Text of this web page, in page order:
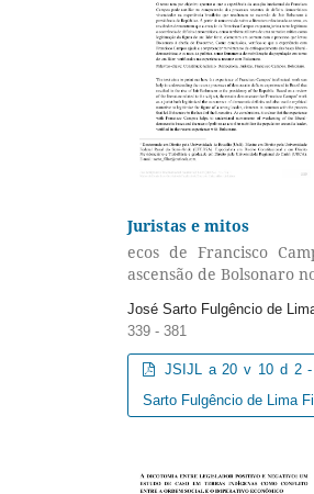
Juristas e mitos
ecos de Francisco
ascensão de Bolsonaro
José Sarto Fulgêncio de
339 - 381
JSIJL a 20 v 10 d 2
Sarto Fulgêncio de Lima